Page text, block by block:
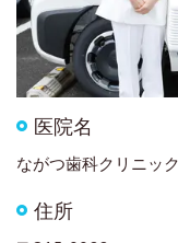
医院名
ながつ歯科クリニック
住所